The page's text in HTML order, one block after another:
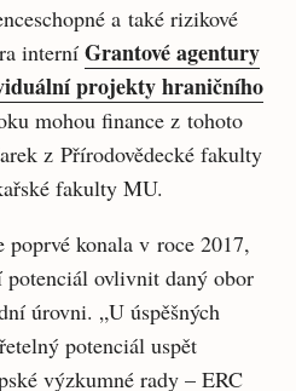
a také rizikové
interní Grantové agentury
projekty hraničního
mohou finance z tohoto
z Přírodovědecké fakulty
fakulty MU.
konala v roce 2017,
ovlivnit daný obor
úrovni. „U úspěšných
potenciál uspět
výzkumné rady – ERC